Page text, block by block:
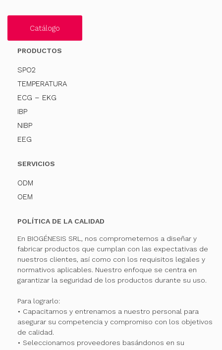
Catálogo
PRODUCTOS
SPO2
TEMPERATURA
ECG – EKG
IBP
NIBP
EEG
SERVICIOS
ODM
OEM
POLÍTICA DE LA CALIDAD
En BIOGÉNESIS SRL, nos comprometemos a diseñar y
fabricar productos que cumplan con las expectativas de
nuestros clientes, así como con los requisitos legales y
normativos aplicables. Nuestro enfoque se centra en
garantizar la seguridad de los productos durante su uso.
Para lograrlo:
• Capacitamos y entrenamos a nuestro personal para
asegurar su competencia y compromiso con los objetivos
de calidad.
• Seleccionamos proveedores basándonos en su